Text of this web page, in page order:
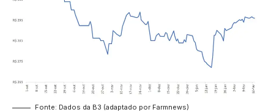
Fonte: Dados da B3 (adaptado por Farmnews)